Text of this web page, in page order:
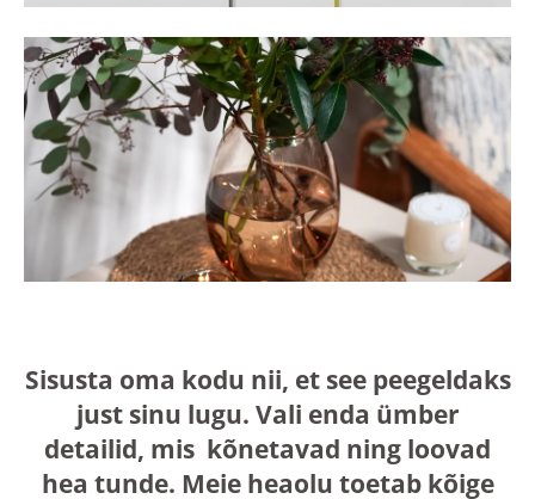
Sisusta oma kodu nii, et see peegeldaks
just sinu lugu. Vali enda ümber
detailid, mis kõnetavad ning loovad
hea tunde. Meie heaolu toetab kõige